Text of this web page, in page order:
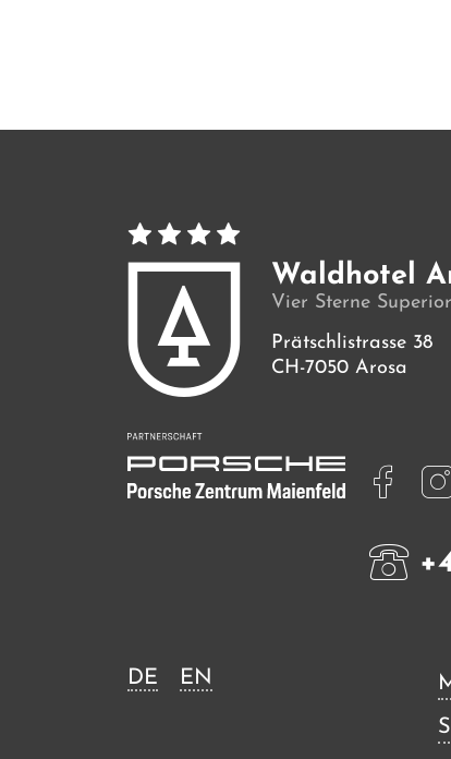
Waldhotel
Vier Sterne Superior
Prätschlistrasse 38
CH-7050 Arosa
DE EN